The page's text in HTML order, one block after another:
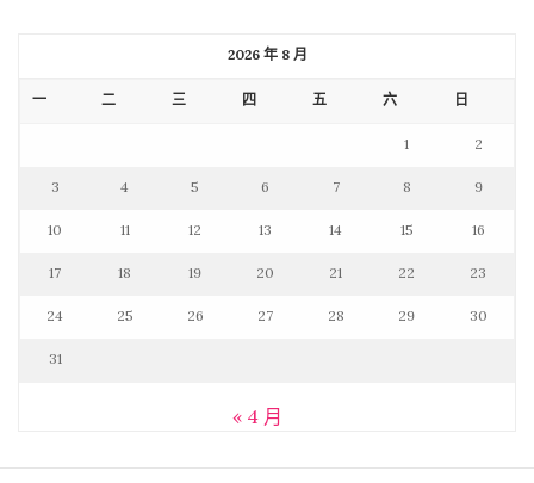
2026 年 8 月
一 二 三 四 五 六 日
1 2
3 4 5 6 7 8 9
10 11 12 13 14 15 16
17 18 19 20 21 22 23
24 25 26 27 28 29 30
31
« 4 月